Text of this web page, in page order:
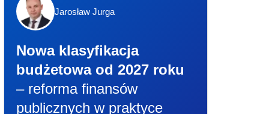
Jarosław Jurga
Nowa klasyfikacja
budżetowa od 2027 roku
– reforma finansów
publicznych w praktyce